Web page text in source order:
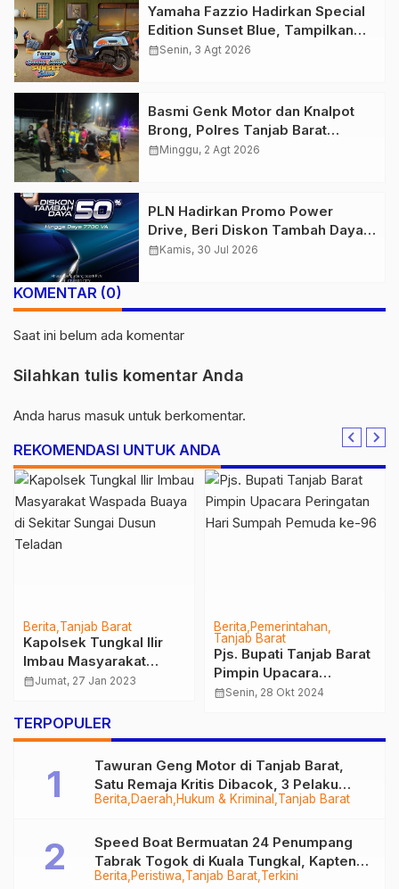
Yamaha Fazzio Hadirkan Special
Edition Sunset Blue, Tampilkan
Nuansa Retro Summer yang
calendar_monthSenin, 3 Agt 2026
Basmi Genk Motor dan Knalpot
Brong, Polres Tanjab Barat
Amankan Belasan Kendaraan
calendar_monthMinggu, 2 Agt 2026
PLN Hadirkan Promo Power
Drive, Beri Diskon Tambah Daya
50% di Ajang GIIAS 2026
calendar_monthKamis, 30 Jul 2026
KOMENTAR (0)
Saat ini belum ada komentar
Silahkan tulis komentar Anda
Anda harus masuk untuk berkomentar.
REKOMENDASI UNTUK ANDA
Berita Tanjab Barat
Kapolsek Tungkal Ilir
Imbau Masyarakat
Waspada Buaya di
Teladan
calendar_monthJumat, 27 Jan 2023
Berita Pemerintahan
Tanjab Barat
Pjs. Bupati Tanjab Barat
Pimpin Upacara
Peringatan Hari Sumpah
calendar_monthSenin, 28 Okt 2024
TERPOPULER
Berita Daerah Hukum & Kriminal Tanjab Barat
Tawuran Geng Motor di Tanjab Barat,
Satu Remaja Kritis Dibacok, 3 Pelaku
Ditangkap
Berita Peristiwa Tanjab Barat Terkini
Speed Boat Bermuatan 24 Penumpang
Tabrak Togok di Kuala Tungkal, Kapten
Sempat Hilang